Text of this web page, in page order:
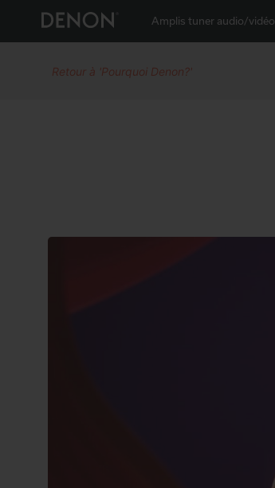
Amplis tuner audio/vidéo
Retour à 'Pourquoi Denon?'